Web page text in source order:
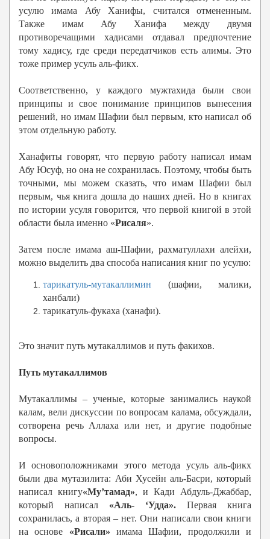
усулю имама Абу Ханифы, считался отмененным.
Также имам Абу Ханифа между двумя
противоречащими хадисами отдавал предпочтение
тому хадису, где среди передатчиков есть алимы. Это
тоже пример усуль аль-фикх.
Соответственно, у каждого мужтахида были свои
принципы и свое понимание принципов вынесения
решений, но имам Шафии был первым, кто написал об
этом отдельную работу.
Ханафиты говорят, что первую работу написал имам
Абу Юсуф, но она не сохранилась. Поэтому, чтобы быть
точными, мы можем сказать, что имам Шафии был
первым, чья книга дошла до наших дней. Но в книгах
по истории усуля говорится, что первой книгой в этой
области была именно «Рисаля».
Затем после имама аш-Шафии, рахматуллахи алейхи,
можно выделить два способа написания книг по усулю:
тарикатуль-мутакаллимин (шафии, малики,
ханбали)
тарикатуль-фукаха (ханафи).
Это значит путь мутакаллимов и путь факихов.
Путь мутакаллимов
Мутакаллимы – ученые, которые занимались наукой
калам, вели дискуссии по вопросам калама, обсуждали,
сотворена речь Аллаха или нет, и другие подобные
вопросы.
И основоположниками этого метода усуль аль-фикх
были два мутазилита: Аби Хусейн аль-Басри, который
написал книгу«Му’тамад», и Кади Абдуль-Джаббар,
который написал «Аль- ‘Удда». Первая книга
сохранилась, а вторая – нет. Они написали свои книги
на основе «Рисали»имама Шафии, продолжили и